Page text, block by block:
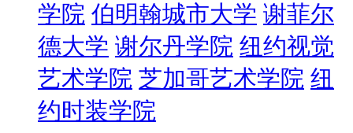
学院 伯明翰城市大学 谢菲尔
德大学 谢尔丹学院 纽约视觉
艺术学院 芝加哥艺术学院 纽
约时装学院